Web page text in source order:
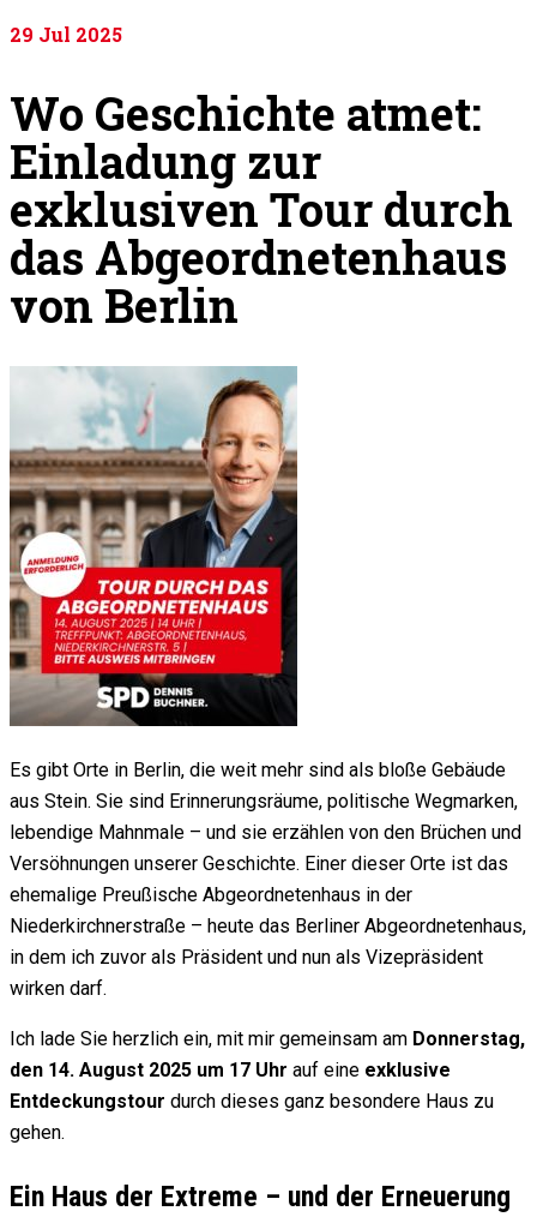
29 Jul 2025
Wo Geschichte atmet:
Einladung zur
exklusiven Tour durch
das Abgeordnetenhaus
von Berlin
Es gibt Orte in Berlin, die weit mehr sind als bloße Gebäude
aus Stein. Sie sind Erinnerungsräume, politische Wegmarken,
lebendige Mahnmale – und sie erzählen von den Brüchen und
Versöhnungen unserer Geschichte. Einer dieser Orte ist das
ehemalige Preußische Abgeordnetenhaus in der
Niederkirchnerstraße – heute das Berliner Abgeordnetenhaus,
in dem ich zuvor als Präsident und nun als Vizepräsident
wirken darf.
Ich lade Sie herzlich ein, mit mir gemeinsam am Donnerstag,
den 14. August 2025 um 17 Uhr auf eine exklusive
Entdeckungstour durch dieses ganz besondere Haus zu
gehen.
Ein Haus der Extreme – und der Erneuerung